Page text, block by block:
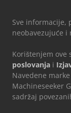
Sve informacije,
neobavezujuće i
Korištenjem ove
poslovanja i
Navedene
Machineseeker
sadržaj